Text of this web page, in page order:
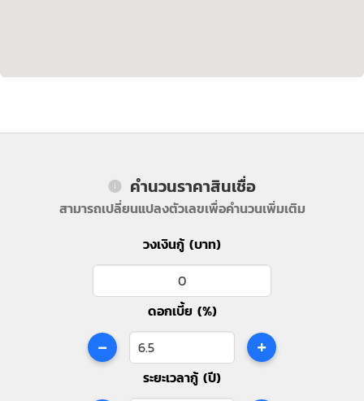
คำนวนราคาสินเชื่อ
สามารถเปลี่ยนแปลงตัวเลขเพื่อคำนวนเพิ่มเติม
วงเงินกู้ (บาท)
ดอกเบี้ย (%)
- +
ระยะเวลากู้ (ปี)